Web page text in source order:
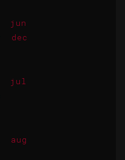
jun
dec
jul
aug